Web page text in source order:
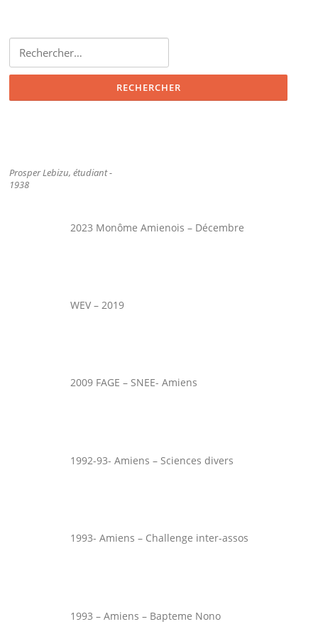
Prosper Lebizu, étudiant -
1938
2023 Monôme Amienois – Décembre
WEV – 2019
2009 FAGE – SNEE- Amiens
1992-93- Amiens – Sciences divers
1993- Amiens – Challenge inter-assos
1993 – Amiens – Bapteme Nono